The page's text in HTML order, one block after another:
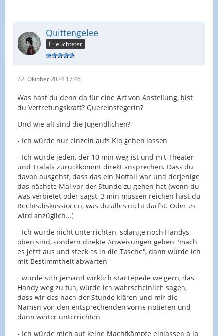
Quittengelee
Erleuchteter
22. Oktober 2024 17:46
Was hast du denn da für eine Art von Anstellung, bist
du Vertretungskraft? Quereinstegerin?
Und wie alt sind die Jugendlichen?
- Ich würde nur einzeln aufs Klo gehen lassen
- Ich würde jeden, der 10 min weg ist und mit Theater
und Tralala zurückkommt direkt ansprechen. Dass du
davon ausgehst, dass das ein Notfall war und derjenige
das nächste Mal vor der Stunde zu gehen hat (wenn du
was verbietet oder sagst, 3 min müssen reichen hast du
Rechtsdiskussionen, was du alles nicht darfst. Oder es
wird anzüglich...)
- Ich würde nicht unterrichten, solange noch Handys
oben sind, sondern direkte Anweisungen geben "mach
es jetzt aus und steck es in die Tasche", dann würde ich
mit Bestimmtheit abwarten
- würde sich jemand wirklich stantepede weigern, das
Handy weg zu tun, würde ich wahrscheinlich sagen,
dass wir das nach der Stunde klären und mir die
Namen von den entsprechenden vorne notieren und
dann weiter unterrichten
- Ich würde mich auf keine Machtkämpfe einlassen à la